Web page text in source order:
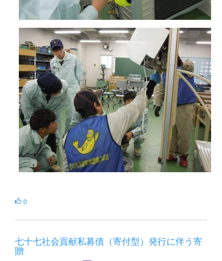
0
七十七社会貢献私募債（寄付型）発行に伴う寄
贈